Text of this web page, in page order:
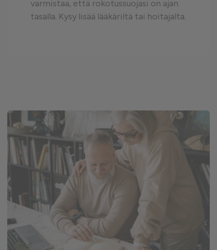
varmistaa, että rokotussuojasi on ajan
tasalla. Kysy lisää lääkäriltä tai hoitajalta.